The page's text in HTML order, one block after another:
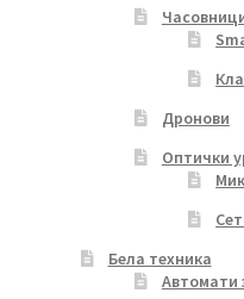
Дронови
Оптички
Бела техника
Автомати